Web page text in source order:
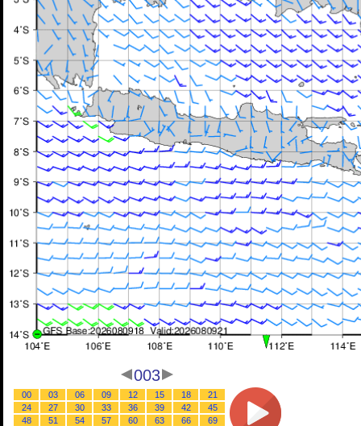
003
00 03 06 09 12 15 18
21
24
27 30 33 36 39 42
45
48
51 54 57 60 63 66
69